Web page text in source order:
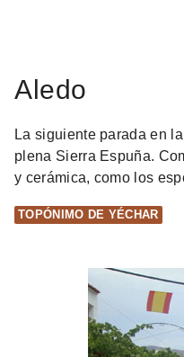
Aledo
La siguiente parada en
plena Sierra Espuña.
y cerámica, como los
TOPÓNIMO DE YÉCHAR